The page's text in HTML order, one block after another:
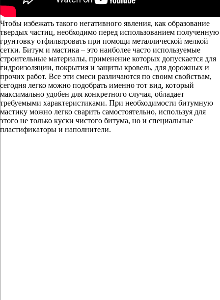
Чтобы избежать такого негативного явления, как образование
твердых частиц, необходимо перед использованием полученную
грунтовку отфильтровать при помощи металлической мелкой
сетки. Битум и мастика – это наиболее часто используемые
строительные материалы, применение которых допускается для
гидроизоляции, покрытия и защиты кровель, для дорожных и
прочих работ. Все эти смеси различаются по своим свойствам,
сегодня легко можно подобрать именно тот вид, который
максимально удобен для конкретного случая, обладает
требуемыми характеристиками. При необходимости битумную
мастику можно легко сварить самостоятельно, используя для
этого не только куски чистого битума, но и специальные
пластификаторы и наполнители.